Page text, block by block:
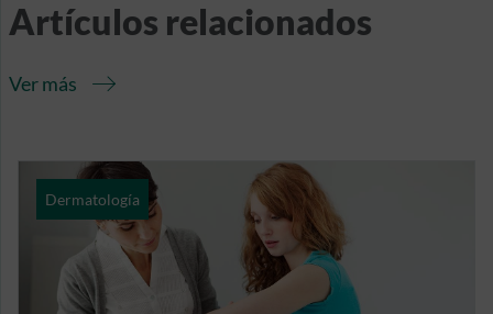
Artículos relacionados
Ver más
Dermatología